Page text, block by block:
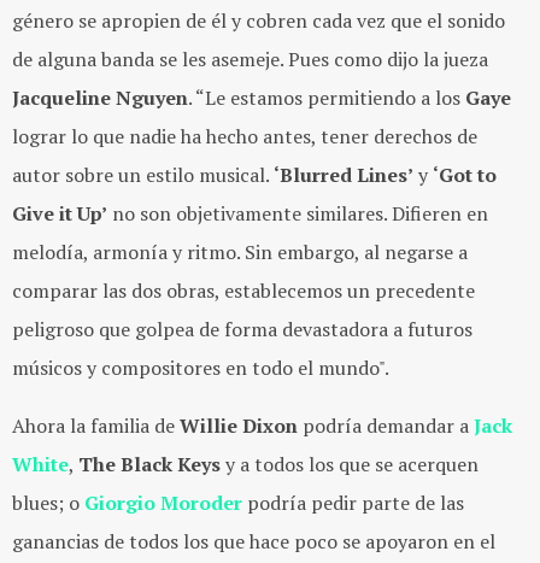
género se apropien de él y cobren cada vez que el sonido
de alguna banda se les asemeje. Pues como dijo la jueza
JacquelineNguyen. “Le estamos permitiendo a los Gaye
lograr lo que nadie ha hecho antes, tener derechos de
autor sobre un estilo musical. ‘Blurred Lines’ y ‘Got to
Give it Up’ no son objetivamente similares. Difieren en
melodía, armonía y ritmo. Sin embargo, al negarse a
comparar las dos obras, establecemos un precedente
peligroso que golpea de forma devastadora a futuros
músicos y compositores en todo el mundo".
Ahora la familia deWillieDixon podría demandar aJack
White, TheBlackKeysy a todos los que se acerquen
blues; o GiorgioMoroder podría pedir parte de las
ganancias de todos los que hace poco se apoyaron en el